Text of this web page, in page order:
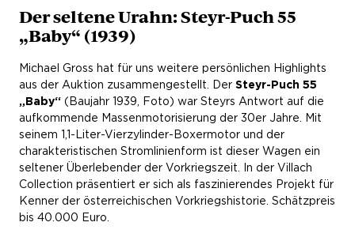
Der seltene Urahn: Steyr-Puch 55
„Baby“ (1939)
Michael Gross hat für uns weitere persönlichen Highlights
aus der Auktion zusammengestellt. Der Steyr-Puch 55
„Baby“ (Baujahr 1939, Foto) war Steyrs Antwort auf die
aufkommende Massenmotorisierung der 30er Jahre. Mit
seinem 1,1-Liter-Vierzylinder-Boxermotor und der
charakteristischen Stromlinienform ist dieser Wagen ein
seltener Überlebender der Vorkriegszeit. In der Villach
Collection präsentiert er sich als faszinierendes Projekt für
Kenner der österreichischen Vorkriegshistorie. Schätzpreis
bis 40.000 Euro.